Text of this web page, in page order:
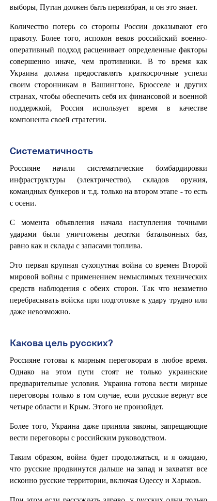
выборы, Путин должен быть переизбран, и он это знает.
Количество потерь со стороны России доказывают его
правоту. Более того, испокон веков российский военно-
оперативный подход расценивает определенные факторы
совершенно иначе, чем противники. В то время как
Украина должна предоставлять краткосрочные успехи
своим сторонникам в Вашингтоне, Брюсселе и других
странах, чтобы обеспечить себя их финансовой и военной
поддержкой, Россия использует время в качестве
компонента своей стратегии.
Систематичность
Россияне начали систематические бомбардировки
инфраструктуры (электричество), складов оружия,
командных бункеров и т.д. только на втором этапе - то есть
с осени.
С момента объявления начала наступления точными
ударами были уничтожены десятки батальонных баз,
равно как и склады с запасами топлива.
Это первая крупная сухопутная война со времен Второй
мировой войны с применением немыслимых технических
средств наблюдения с обеих сторон. Так что незаметно
перебрасывать войска при подготовке к удару трудно или
даже невозможно.
Какова цель русских?
Россияне готовы к мирным переговорам в любое время.
Однако на этом пути стоят не только украинские
предварительные условия. Украина готова вести мирные
переговоры только в том случае, если русские вернут все
четыре области и Крым. Этого не произойдет.
Более того, Украина даже приняла законы, запрещающие
вести переговоры с российским руководством.
Таким образом, война будет продолжаться, и я ожидаю,
что русские продвинутся дальше на запад и захватят все
исконно русские территории, включая Одессу и Харьков.